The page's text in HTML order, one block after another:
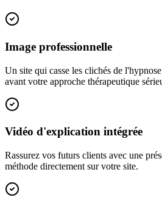
Image professionnelle
Un site qui casse les clichés de
avant votre approche thérapeutique
Vidéo d'explication intégrée
Rassurez vos futurs clients avec une
méthode directement sur votre site.